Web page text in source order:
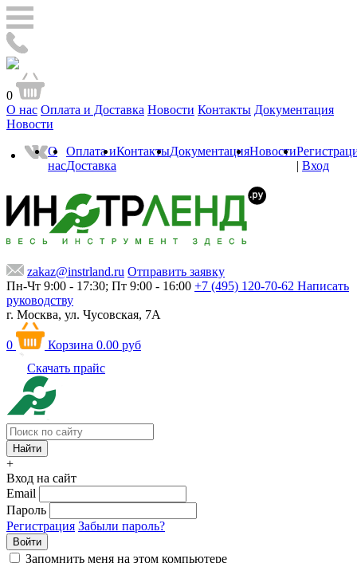
0
О нас Оплата и Доставка Новости Контакты Документация
Новости
О
нас
Оплата и
Доставка
КонтактыДокументацияНовости
| Вход
zakaz@instrland.ru Отправить заявку
Пн-Чт 9:00 - 17:30; Пт 9:00 - 16:00 +7 (495) 120-70-62 Написать
руководству
г. Москва, ул. Чусовская, 7А
0 Корзина 0.00 руб
Скачать прайс
+
Вход на сайт
Email
Пароль
Регистрация Забыли пароль?
Войти
Запомнить меня на этом компьютере